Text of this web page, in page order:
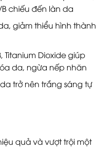
chiếu đến làn da
giảm thiểu hình thành
Titanium Dioxide giúp
da, ngừa nếp nhăn
trở nên trắng sáng tự
quả và vượt trội một